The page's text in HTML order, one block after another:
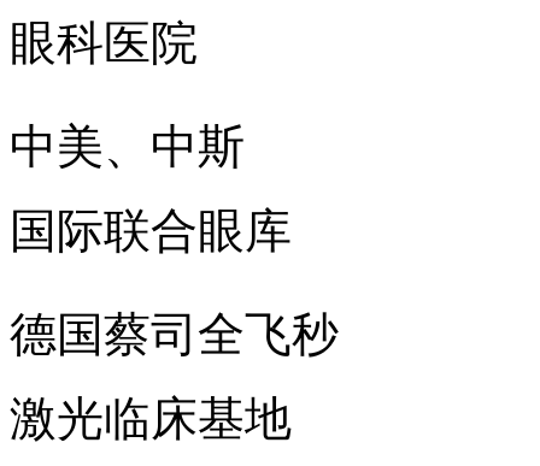
眼科医院
中美、中斯
国际联合眼库
德国蔡司全飞秒
激光临床基地